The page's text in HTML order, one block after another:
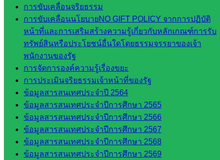
การขับเคลื่อนจริยธรรม
การขับเคลื่อนนโยบายNO GIFT POLICY จากการปฏิบัติ
หน้าที่และการเสริมสร้างความรู้เกี่ยวกับหลักเกณฑ์การรับ
ทรัพย์สินหรือประโยชน์อื่นใดโดยธรรมจรรยาของเจ้า
พนักงานของรัฐ
การจัดการองค์ความรู้เรื่องขยะ
การประเมินจริยธรรมเจ้าหน้าที่ของรัฐ
ข้อมูลสารสนเทศประจำปี 2564
ข้อมูลสารสนเทศประจำปีการศึกษา 2565
ข้อมูลสารสนเทศประจำปีการศึกษา 2566
ข้อมูลสารสนเทศประจำปีการศึกษา 2567
ข้อมูลสารสนเทศประจำปีการศึกษา 2568
ข้อมูลสารสนเทศประจำปีการศึกษา 2569
กลุ่
มอำนวย
การ
กลุ่ม
บริหาร
งานงาน
เงินและ
สินทรัพย์
กลุ่มน
โยบาย
และแผน